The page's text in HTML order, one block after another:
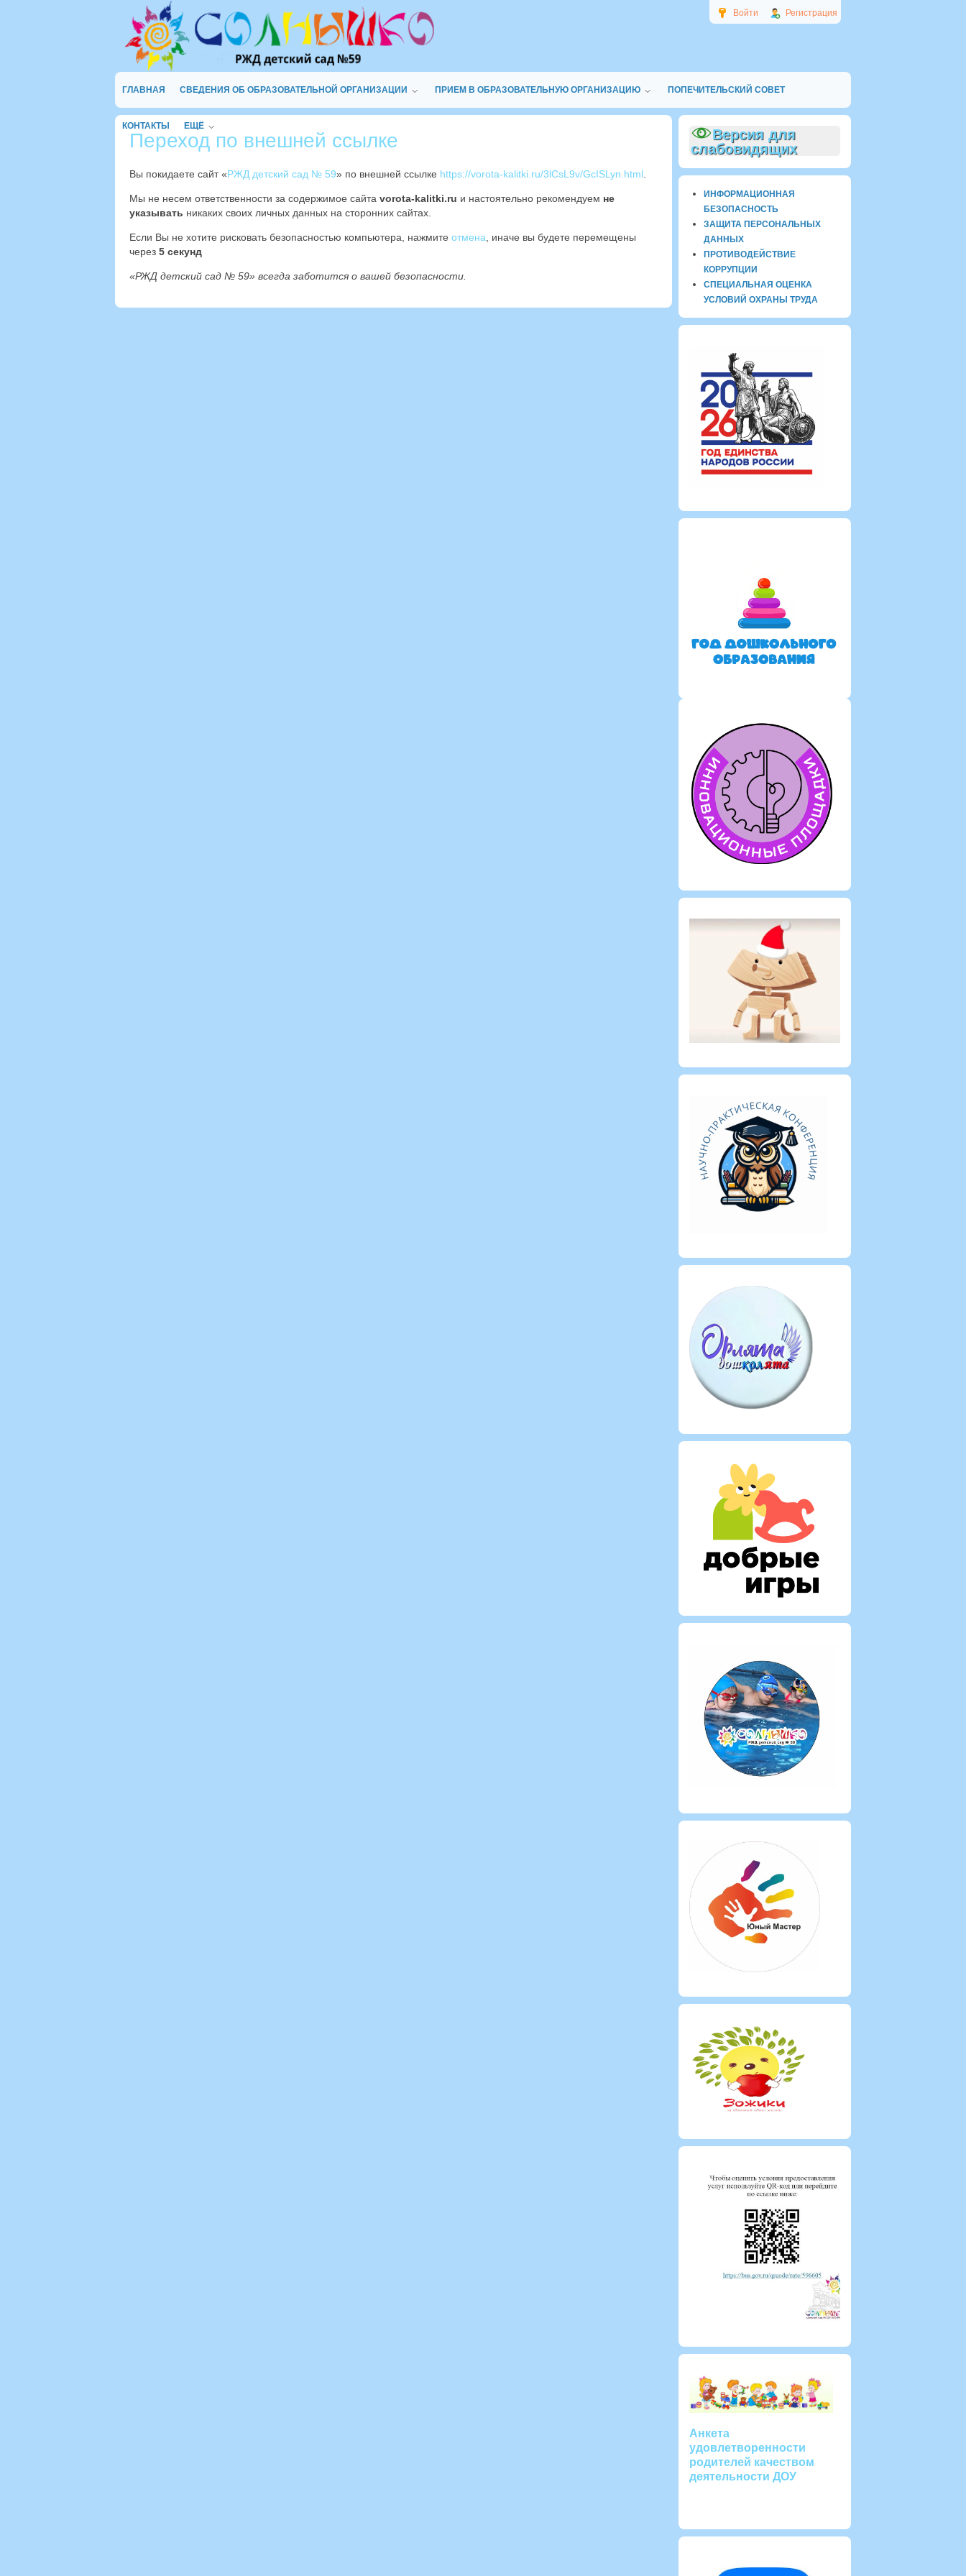
Войти Регистрация
ГЛАВНАЯ СВЕДЕНИЯ ОБ ОБРАЗОВАТЕЛЬНОЙ ОРГАНИЗАЦИИ ПРИЕМ В ОБРАЗОВАТЕЛЬНУЮ ОРГАНИЗАЦИЮ ПОПЕЧИТЕЛЬСКИЙ СОВЕТ
КОНТАКТЫ ЕЩЁ
Переход по внешней ссылке
Вы покидаете сайт «РЖД детский сад № 59» по внешней ссылке https://vorota-kalitki.ru/3lCsL9v/GcISLyn.html
Мы не несем ответственности за содержимое сайта vorota-kalitki.ru и настоятельно рекомендуем не
указывать никаких своих личных данных на сторонних сайтах.
Если Вы не хотите рисковать безопасностью компьютера, нажмите отмена , иначе вы будете перемещены
через 4 секунд
«РЖД детский сад № 59» всегда заботится о вашей безопасности.
Версия для
слабовидящих
ИНФОРМАЦИОННАЯ
БЕЗОПАСНОСТЬ
ЗАЩИТА ПЕРСОНАЛЬНЫХ
ДАННЫХ
ПРОТИВОДЕЙСТВИЕ
КОРРУПЦИИ
СПЕЦИАЛЬНАЯ ОЦЕНКА
УСЛОВИЙ ОХРАНЫ ТРУДА
Анкета
удовлетворенности
родителей качеством
деятельности ДОУ